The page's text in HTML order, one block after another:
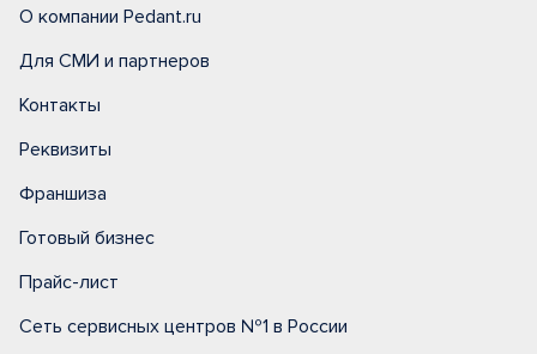
О компании Pedant.ru
Для СМИ и партнеров
Контакты
Реквизиты
Франшиза
Готовый бизнес
Прайс-лист
Сеть сервисных центров №1 в России